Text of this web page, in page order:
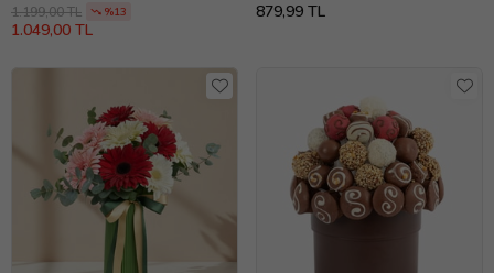
1.199,00 TL %13
1.049,00 TL
879,99 TL